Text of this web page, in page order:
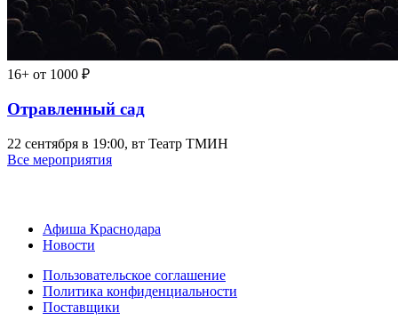
16+ от 1000 ₽
Отравленный сад
22 сентября в 19:00, вт Театр ТМИН
Все мероприятия
Афиша Краснодара
Новости
Пользовательское соглашение
Политика конфиденциальности
Поставщики